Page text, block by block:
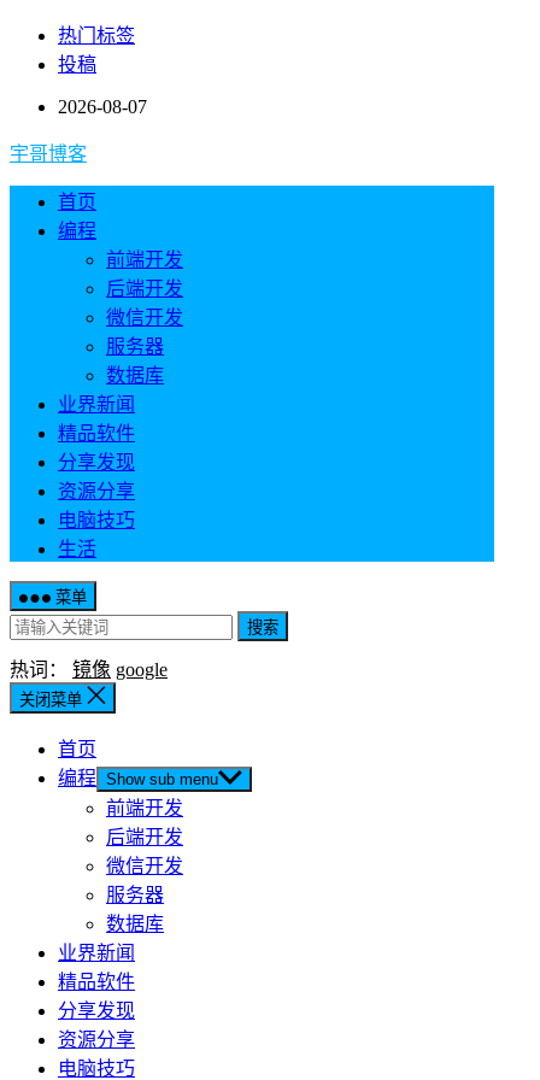
热门标签
投稿
2026-08-07
宇哥博客
首页
编程
前端开发
后端开发
微信开发
服务器
数据库
业界新闻
精品软件
分享发现
资源分享
电脑技巧
生活
菜单
搜索
热词： 镜像 google
关闭菜单
首页
编程 Show sub menu
前端开发
后端开发
微信开发
服务器
数据库
业界新闻
精品软件
分享发现
资源分享
电脑技巧